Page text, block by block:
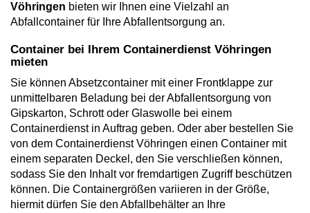
Vöhringen bieten wir Ihnen eine Vielzahl an
Abfallcontainer für Ihre Abfallentsorgung an.
Container bei Ihrem Containerdienst Vöhringen
mieten
Sie können Absetzcontainer mit einer Frontklappe zur
unmittelbaren Beladung bei der Abfallentsorgung von
Gipskarton, Schrott oder Glaswolle bei einem
Containerdienst in Auftrag geben. Oder aber bestellen Sie
von dem Containerdienst Vöhringen einen Container mit
einem separaten Deckel, den Sie verschließen können,
sodass Sie den Inhalt vor fremdartigen Zugriff beschützen
können. Die Containergrößen variieren in der Größe,
hiermit dürfen Sie den Abfallbehälter an Ihre